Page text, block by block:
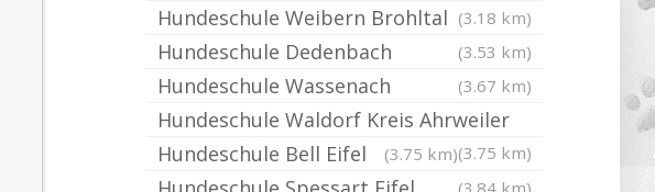
Hundeschule Weibern Brohltal (3.18 km)
Hundeschule Dedenbach (3.53 km)
Hundeschule Wassenach (3.67 km)
Hundeschule Waldorf Kreis Ahrweiler
(3.75 km)
Hundeschule Bell Eifel (3.75 km)
(3.84 km)